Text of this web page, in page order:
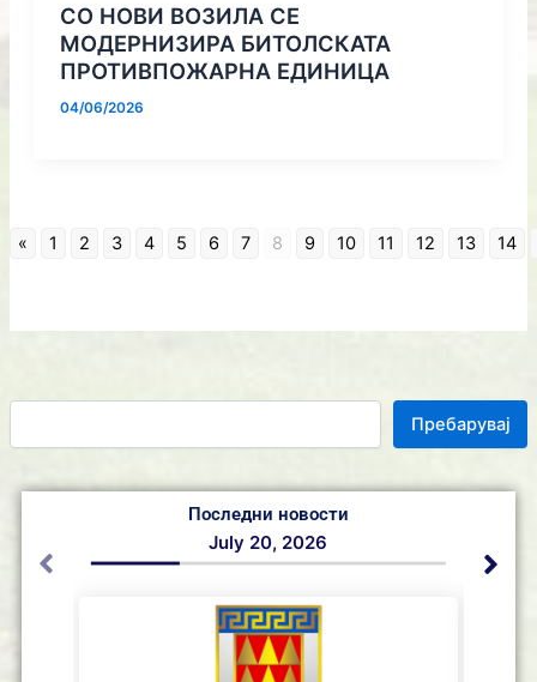
Пребарувај
Последни новости
July 20, 2026
СО НОВИ ВОЗИЛА СЕ
МОДЕРНИЗИРА БИТОЛСКАТА
ПРОТИВПОЖАРНА ЕДИНИЦА
04/06/2026
« 1 2 3 4 5 6 7 8 9 10 11 12 13 14